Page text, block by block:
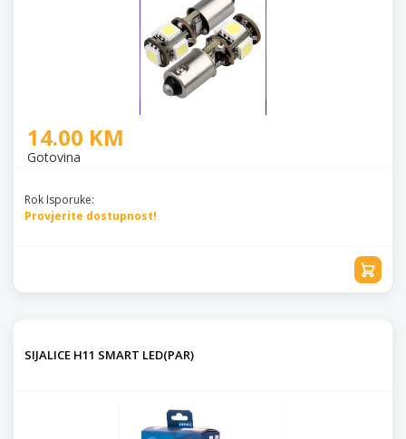
14.00 KM
Gotovina
Rok Isporuke:
Provjerite dostupnost!
SIJALICE H11 SMART LED(PAR)